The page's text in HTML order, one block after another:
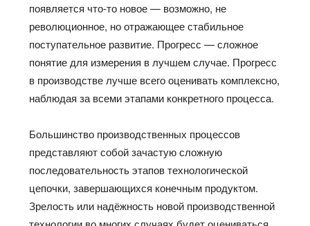
появляется что-то новое — возможно, не
революционное, но отражающее стабильное
поступательное развитие. Прогресс — сложное
понятие для измерения в лучшем случае. Прогресс
в производстве лучше всего оценивать комплексно,
наблюдая за всеми этапами конкретного процесса.
Большинство производственных процессов
представляют собой зачастую сложную
последовательность этапов технологической
цепочки, завершающихся конечным продуктом.
Зрелость или надёжность новой производственной